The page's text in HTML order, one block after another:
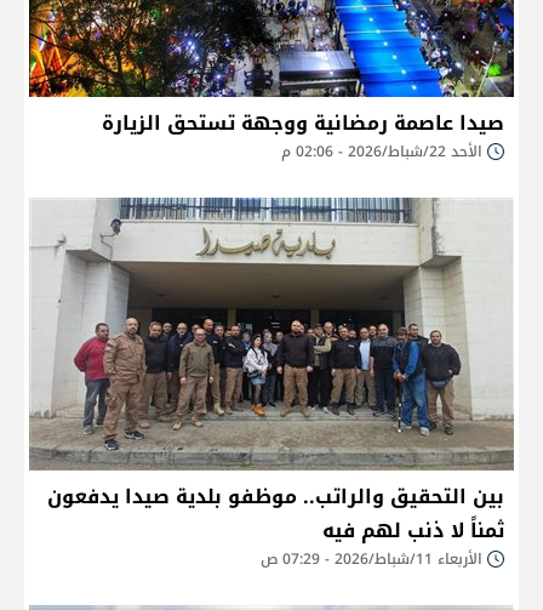
صيدا عاصمة رمضانية ووجهة تستحق الزيارة
الأحد 22/شباط/2026 - 02:06 م
بين التحقيق والراتب.. موظفو بلدية صيدا يدفعون
ثمناً لا ذنب لهم فيه
الأربعاء 11/شباط/2026 - 07:29 ص